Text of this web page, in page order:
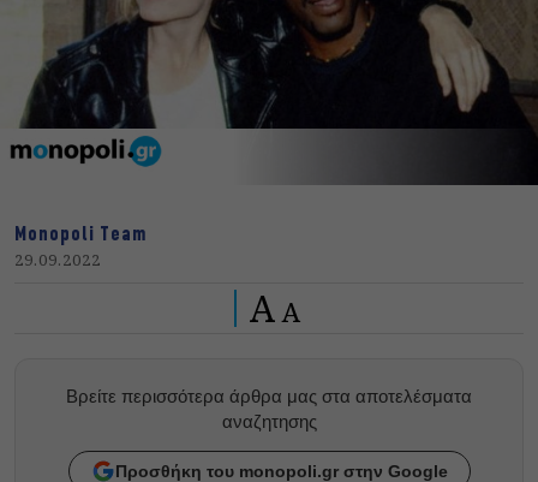
Monopoli Team
29.09.2022
A A
Βρείτε περισσότερα άρθρα μας στα αποτελέσματα
αναζητησης
Προσθήκη του monopoli.gr στην Google